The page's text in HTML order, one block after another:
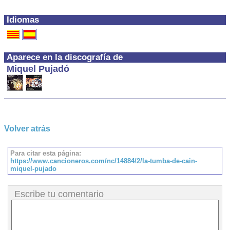
Idiomas
Aparece en la discografía de
Miquel Pujadó
Volver atrás
Para citar esta página:
https://www.cancioneros.com/nc/14884/2/la-tumba-de-cain-
miquel-pujado
Escribe tu comentario